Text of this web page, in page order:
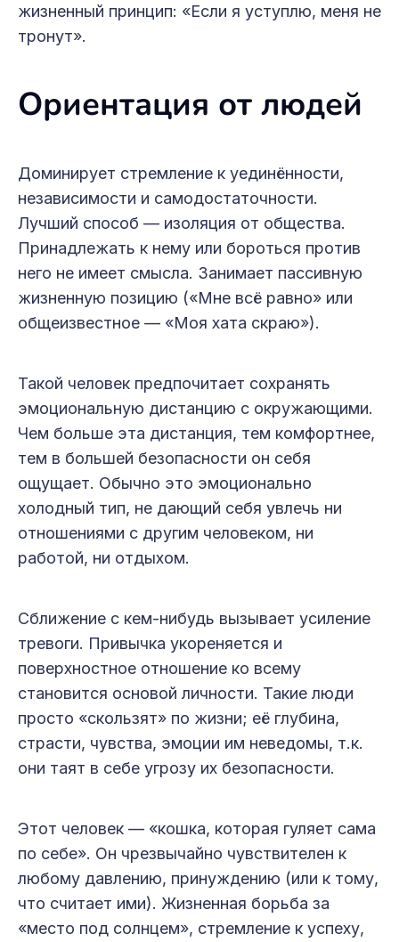
жизненный принцип: «Если я уступлю, меня не
тронут».
Ориентация от людей
Доминирует стремление к уединённости,
независимости и самодостаточности.
Лучший способ — изоляция от общества.
Принадлежать к нему или бороться против
него не имеет смысла. Занимает пассивную
жизненную позицию («Мне всё равно» или
общеизвестное — «Моя хата скраю»).
Такой человек предпочитает сохранять
эмоциональную дистанцию с окружающими.
Чем больше эта дистанция, тем комфортнее,
тем в большей безопасности он себя
ощущает. Обычно это эмоционально
холодный тип, не дающий себя увлечь ни
отношениями с другим человеком, ни
работой, ни отдыхом.
Сближение с кем-нибудь вызывает усиление
тревоги. Привычка укореняется и
поверхностное отношение ко всему
становится основой личности. Такие люди
просто «скользят» по жизни; её глубина,
страсти, чувства, эмоции им неведомы, т.к.
они таят в себе угрозу их безопасности.
Этот человек — «кошка, которая гуляет сама
по себе». Он чрезвычайно чувствителен к
любому давлению, принуждению (или к тому,
что считает ими). Жизненная борьба за
«место под солнцем», стремление к успеху,